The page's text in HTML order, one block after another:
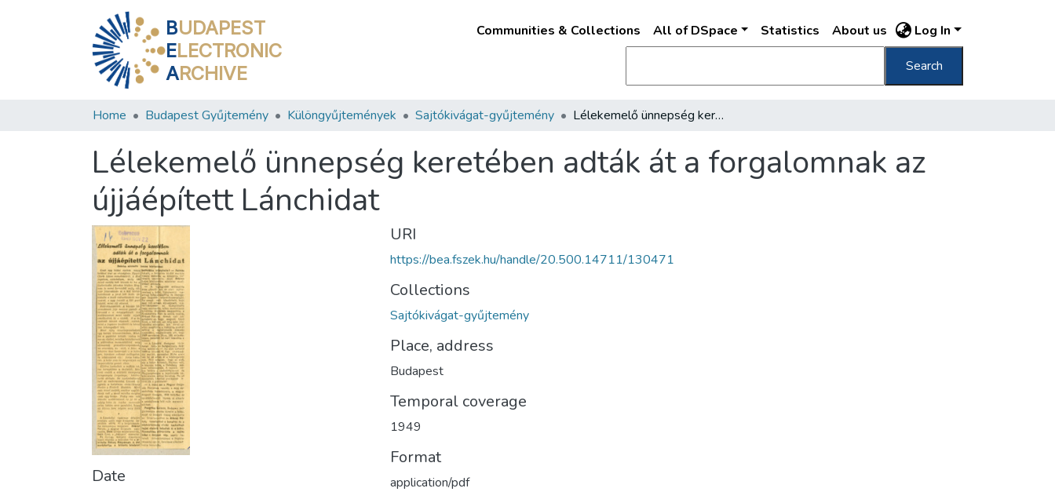
BUDAPEST
ELECTRONIC
ARCHIVE
Communities & Collections All of DSpace Statistics About us Log In
Search
Home Budapest Gyűjtemény Különgyűjtemények Sajtókivágat-gyűjtemény Lélekemelő ünnepség keretében adták át a forgalomnak az újjáépített Lánchidat
Lélekemelő ünnepség keretében adták át a forgalomnak az
újjáépített Lánchidat
Date
URI
https://bea.fszek.hu/handle/20.500.14711/130471
Collections
Sajtókivágat-gyűjtemény
Place, address
Budapest
Temporal coverage
1949
Format
application/pdf